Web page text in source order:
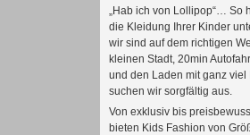
„Hab ich von Lollipop“… So
die Kleidung Ihrer Kinder
wir sind auf dem richtigen
kleinen Stadt, 20min
und den Laden mit ganz
suchen wir sorgfältig aus.
Von exklusiv bis
bieten Kids Fashion von